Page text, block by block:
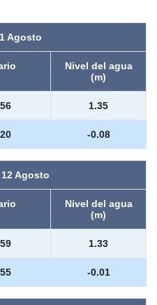
Agosto
Nivel del agua
(m)
1.35
-0.08
Agosto
Nivel del agua
(m)
1.33
-0.01